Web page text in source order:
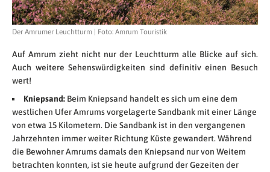
Der Amrumer Leuchtturm | Foto: Amrum Touristik
Auf Amrum zieht nicht nur der Leuchtturm alle Blicke auf sich.
Auch weitere Sehenswürdigkeiten sind definitiv einen Besuch
wert!
Kniepsand: Beim Kniepsand handelt es sich um eine dem
westlichen Ufer Amrums vorgelagerte Sandbank mit einer Länge
von etwa 15 Kilometern. Die Sandbank ist in den vergangenen
Jahrzehnten immer weiter Richtung Küste gewandert. Während
die Bewohner Amrums damals den Kniepsand nur von Weitem
betrachten konnten, ist sie heute aufgrund der Gezeiten der